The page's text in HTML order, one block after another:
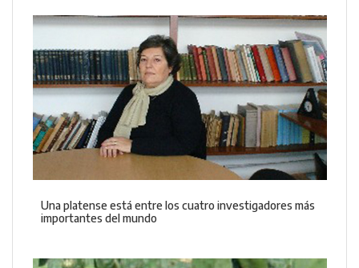
Una platense está entre los cuatro investigadores más
importantes del mundo